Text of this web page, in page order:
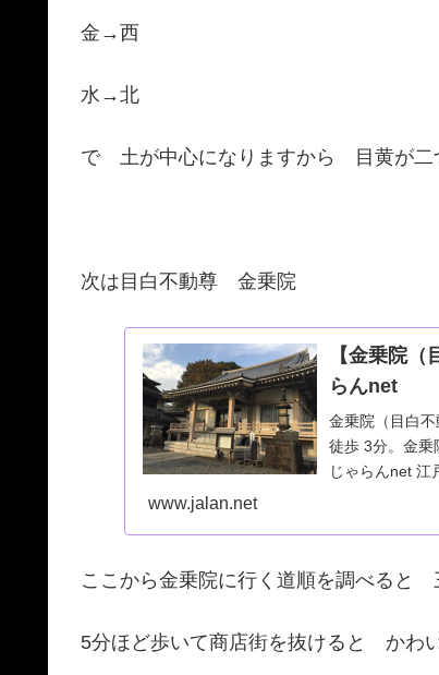
金→西
水→北
で 土が中心になりますから 目黄が二
次は目白不動尊 金乗院
【金乗院
らんnet
金乗院（目白
徒歩 3分。金乗
じゃらんnet 江
www.jalan.net
ここから金乗院に行く道順を調べると
5分ほど歩いて商店街を抜けると かわ